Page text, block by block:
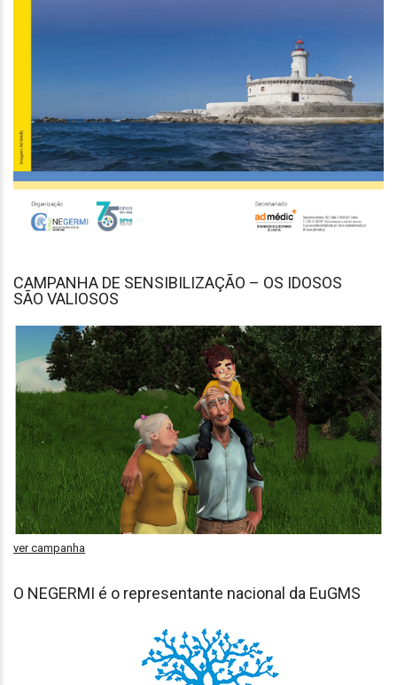
CAMPANHA DE SENSIBILIZAÇÃO – OS IDOSOS
SÃO VALIOSOS
ver campanha
O NEGERMI é o representante nacional da EuGMS